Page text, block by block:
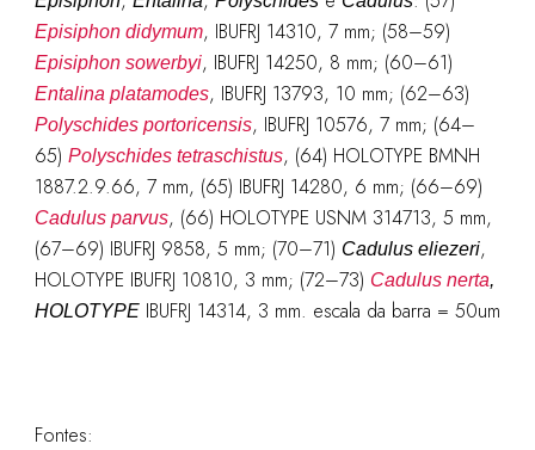
Episiphon didymum, IBUFRJ 14310, 7 mm; (58–59)
Episiphon sowerbyi, IBUFRJ 14250, 8 mm; (60–61)
Entalina platamodes, IBUFRJ 13793, 10 mm; (62–63)
Polyschides portoricensis, IBUFRJ 10576, 7 mm; (64–
65) Polyschides tetraschistus, (64) HOLOTYPE BMNH
1887.2.9.66, 7 mm, (65) IBUFRJ 14280, 6 mm; (66–69)
Cadulus parvus, (66) HOLOTYPE USNM 314713, 5 mm,
(67–69) IBUFRJ 9858, 5 mm; (70–71) Cadulus eliezeri,
HOLOTYPE IBUFRJ 10810, 3 mm; (72–73) Cadulus nerta,
HOLOTYPEIBUFRJ 14314, 3 mm. escala da barra = 50um
Fontes: